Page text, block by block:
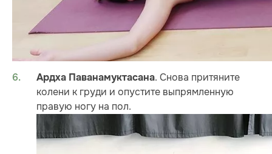
Ардха Паванамуктасана. Снова притяните
колени к груди и опустите выпрямленную
правую ногу на пол.